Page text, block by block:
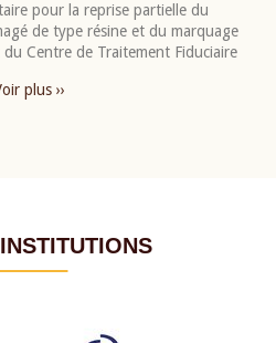
pour la reprise partielle du
de type résine et du marquage
Centre de Traitement Fiduciaire
plus ››